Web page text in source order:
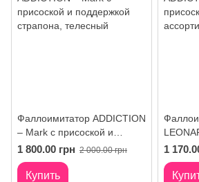
Фаллоимитатор ADDICTION
– Mark с присоской и
поддержкой страпона
1 800.00 грн 2 000.00 грн
Купить
1